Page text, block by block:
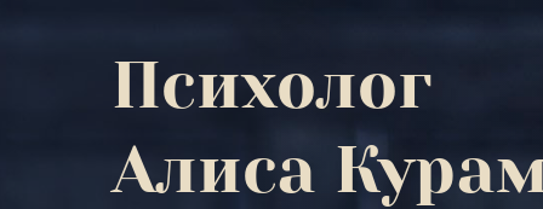
Психолог
Алиса